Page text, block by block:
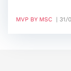
MVP BY MSC | 31/